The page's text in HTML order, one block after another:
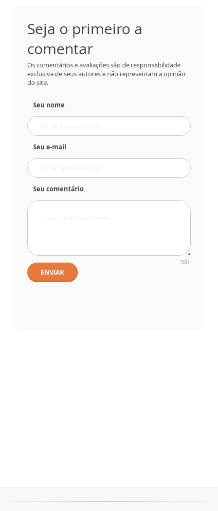
Seja o primeiro a
comentar
Os comentários e avaliações são de responsabilidade
exclusiva de seus autores e não representam a opinião
do site.
Seu nome
Seu e-mail
Seu comentário
500
ENVIAR